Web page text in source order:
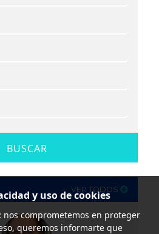
BUSCAR
VER TODOS
y uso de cookies
nos comprometemos en proteger
queremos informarte que